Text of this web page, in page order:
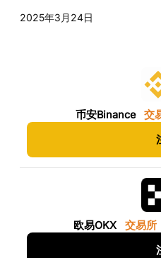
2025年3月24日
币安Binance 交
欧易OKX 交易所